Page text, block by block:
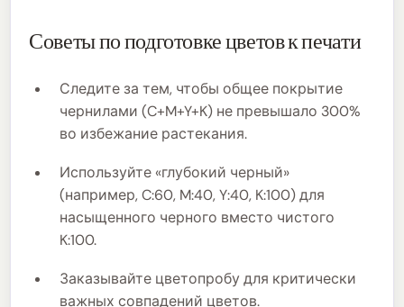
Советы по подготовке цветов к печати
Следите за тем, чтобы общее покрытие
чернилами (C+M+Y+K) не превышало 300%
во избежание растекания.
Используйте «глубокий черный»
(например, C:60, M:40, Y:40, K:100) для
насыщенного черного вместо чистого
K:100.
Заказывайте цветопробу для критически
важных совпадений цветов.